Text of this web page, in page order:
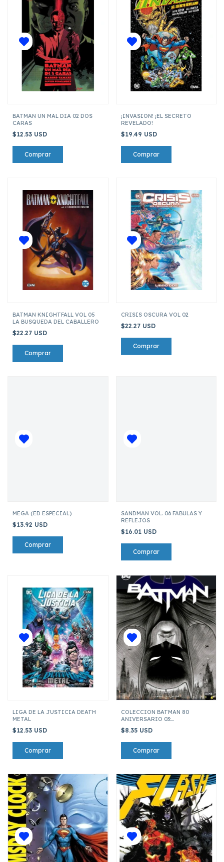
BATMAN UN MAL DIA 02 DOS
CARAS
$12.53 USD
¡INVASION! ¡EL SECRETO
REVELADO!
$19.49 USD
BATMAN KNIGHTFALL VOL 05
LA BUSQUEDA DEL CABALLERO
$22.27 USD
CRISIS OSCURA VOL 02
$22.27 USD
MEGA (ED ESPECIAL)
$13.92 USD
SANDMAN VOL. 06 FABULAS Y
REFLEJOS
$16.01 USD
LIGA DE LA JUSTICIA DEATH
METAL
$12.53 USD
COLECCION BATMAN 80
ANIVERSARIO 03:
$8.35 USD